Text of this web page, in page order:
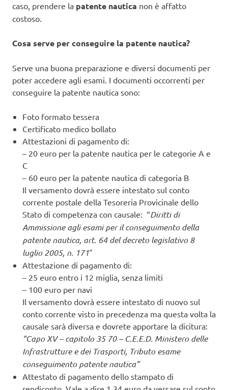
caso, prendere la patente nautica non è affatto
costoso.
Cosa serve per conseguire la patente nautica?
Serve una buona preparazione e diversi documenti per
poter accedere agli esami. I documenti occorrenti per
conseguire la patente nautica sono:
Foto formato tessera
Certificato medico bollato
Attestazioni di pagamento di:
– 20 euro per la patente nautica per le categorie A e
C
– 60 euro per la patente nautica di categoria B
Il versamento dovrà essere intestato sul conto
corrente postale della Tesoreria Provicinale dello
Stato di competenza con causale: “Diritti di
Ammissione agli esami per il conseguimento della
patente nautica, art. 64 del decreto legislativo 8
luglio 2005, n. 171″
Attestazione di pagamento di:
– 25 euro entro i 12 miglia, senza limiti
– 100 euro per navi
Il versamento dovrà essere intestato di nuovo sul
conto corrente visto in precedenza ma questa volta la
causale sarà diversa e dovrete apportare la dicitura:
“Capo XV – capitolo 35 70 – C.E.E.D. Ministero delle
Infrastrutture e dei Trasporti, Tributo esame
conseguimento patente nautica”
Attestato di pagamento dello stampato di